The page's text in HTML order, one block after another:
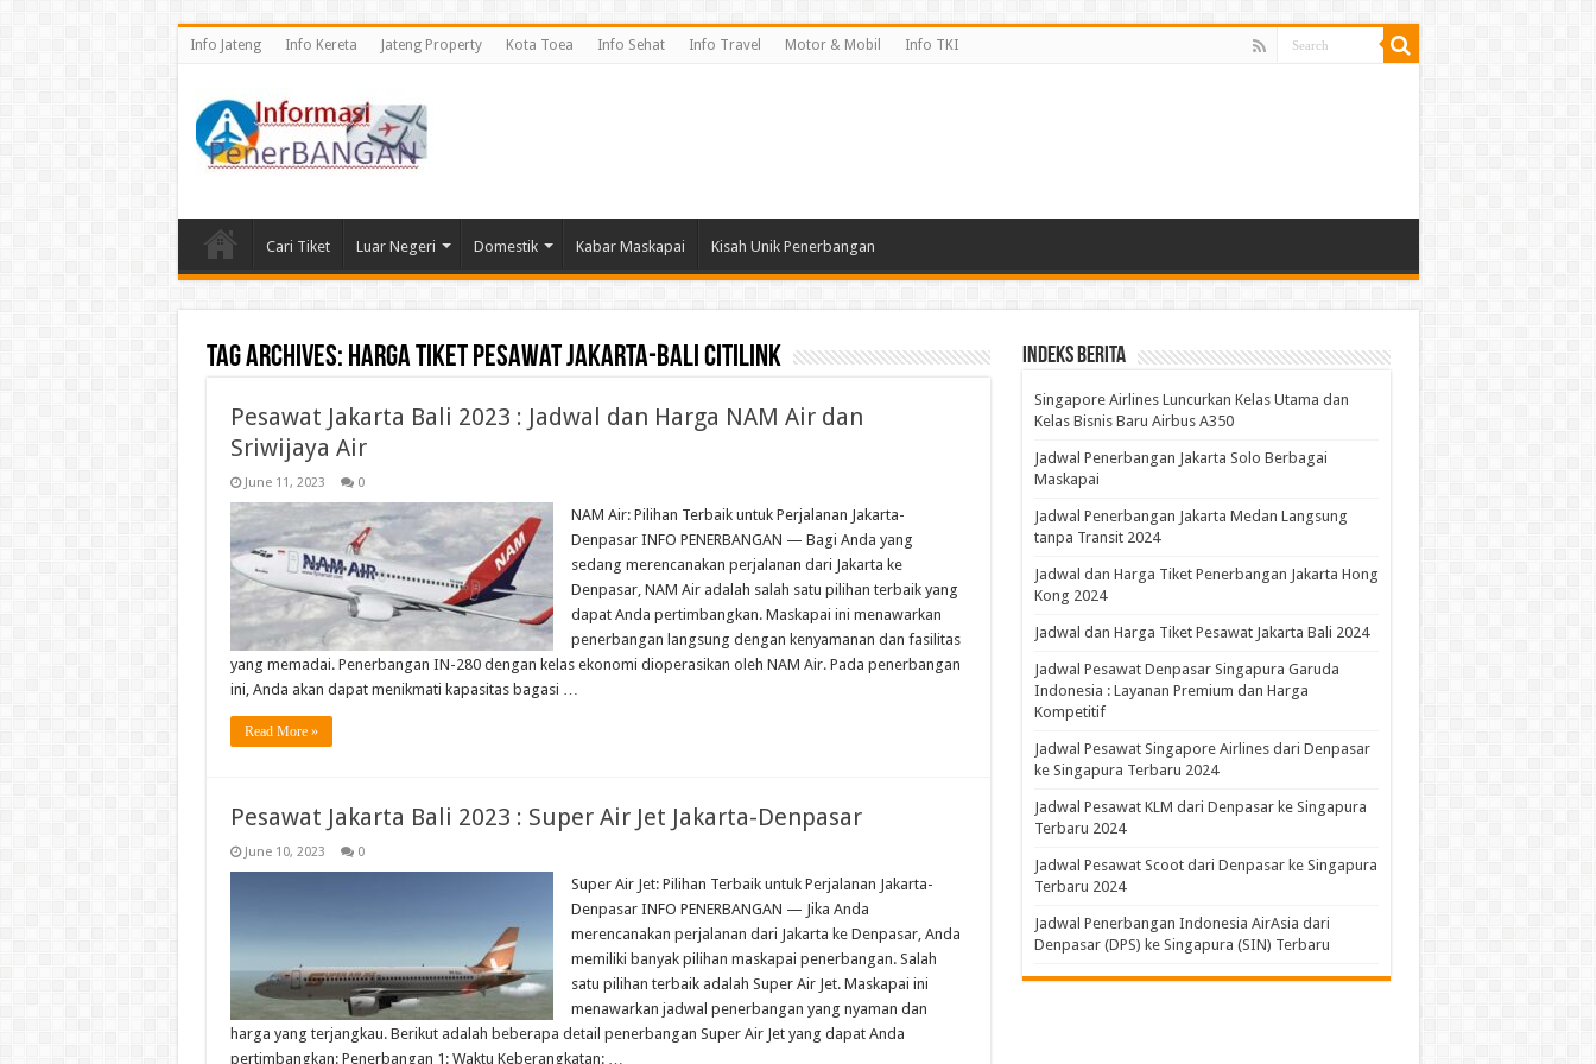
Info Jateng Info Kereta Jateng Property Kota Toea Info Sehat Info Travel Motor & Mobil Info TKI
Cari Tiket Luar Negeri Domestik Kabar Maskapai Kisah Unik Penerbangan
Tag Archives: harga tiket pesawat jakarta-bali citilink
Pesawat Jakarta Bali 2023 : Jadwal dan Harga NAM Air dan
Sriwijaya Air
June 11, 2023 0
NAM Air: Pilihan Terbaik untuk Perjalanan Jakarta-
Denpasar INFO PENERBANGAN — Bagi Anda yang
sedang merencanakan perjalanan dari Jakarta ke
Denpasar, NAM Air adalah salah satu pilihan terbaik yang
dapat Anda pertimbangkan. Maskapai ini menawarkan
penerbangan langsung dengan kenyamanan dan fasilitas
yang memadai. Penerbangan IN-280 dengan kelas ekonomi dioperasikan oleh NAM Air. Pada penerbangan
ini, Anda akan dapat menikmati kapasitas bagasi …
Read More »
Pesawat Jakarta Bali 2023 : Super Air Jet Jakarta-Denpasar
June 10, 2023 0
Super Air Jet: Pilihan Terbaik untuk Perjalanan Jakarta-
Denpasar INFO PENERBANGAN — Jika Anda
merencanakan perjalanan dari Jakarta ke Denpasar, Anda
memiliki banyak pilihan maskapai penerbangan. Salah
satu pilihan terbaik adalah Super Air Jet. Maskapai ini
menawarkan jadwal penerbangan yang nyaman dan
harga yang terjangkau. Berikut adalah beberapa detail penerbangan Super Air Jet yang dapat Anda
pertimbangkan: Penerbangan 1: Waktu Keberangkatan: …
Indeks Berita
Singapore Airlines Luncurkan Kelas Utama dan
Kelas Bisnis Baru Airbus A350
Jadwal Penerbangan Jakarta Solo Berbagai
Maskapai
Jadwal Penerbangan Jakarta Medan Langsung
tanpa Transit 2024
Jadwal dan Harga Tiket Penerbangan Jakarta Hong
Kong 2024
Jadwal dan Harga Tiket Pesawat Jakarta Bali 2024
Jadwal Pesawat Denpasar Singapura Garuda
Indonesia : Layanan Premium dan Harga
Kompetitif
Jadwal Pesawat Singapore Airlines dari Denpasar
ke Singapura Terbaru 2024
Jadwal Pesawat KLM dari Denpasar ke Singapura
Terbaru 2024
Jadwal Pesawat Scoot dari Denpasar ke Singapura
Terbaru 2024
Jadwal Penerbangan Indonesia AirAsia dari
Denpasar (DPS) ke Singapura (SIN) Terbaru